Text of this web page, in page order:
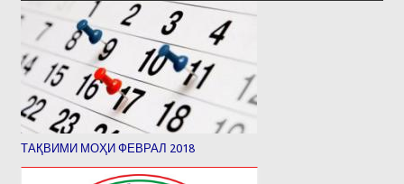
ТАҚВИМИ МОҲИ ФЕВРАЛ 2018